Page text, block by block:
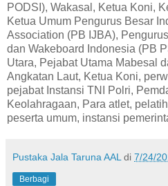
PODSI), Wakasal, Ketua Koni,
Ketua Umum Pengurus Besar
Association (PB IJBA),
dan Wakeboard Indonesia (PB
Utara, Pejabat Utama Mabesal
Angkatan Laut, Ketua Koni,
pejabat Instansi TNI Polri,
Keolahragaan, Para atlet,
peserta umum, instansi
Pustaka Jala Taruna AAL di 7/24/
Berbagi